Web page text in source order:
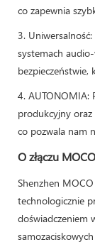
co zapewnia
3.
systemach
bezpieczeństwie,
4. AUTONOMIA:
produkcyjny
co pozwala nam
O złączu MOCO
Shenzhen
technologicznie
doświadczeniem